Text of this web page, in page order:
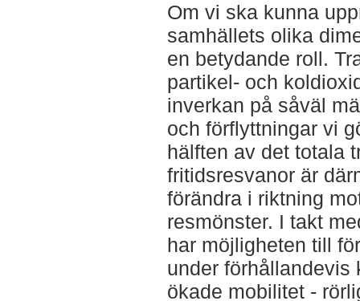
Om vi ska kunna
samhällets olika
en betydande roll.
partikel- och
inverkan på såväl
och förflyttningar vi
hälften av det totala
fritidsresvanor är
förändra i riktning
resmönster. I takt
har möjligheten till
under förhållandevis
ökade mobilitet -